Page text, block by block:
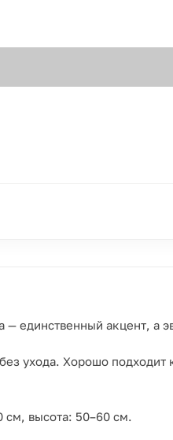
единственный акцент, а
ухода. Хорошо
см, высота: 50–60 см.